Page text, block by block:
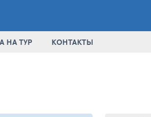
НА ТУР КОНТАКТЫ